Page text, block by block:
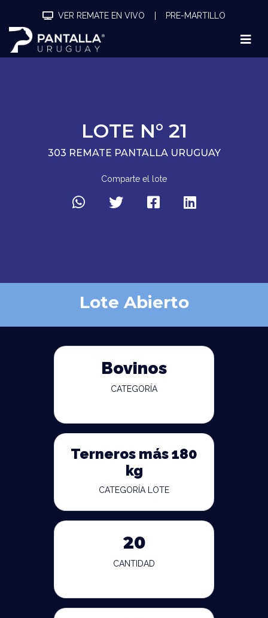
VER REMATE EN VIVO PRE-MARTILLO
LOTE N° 21
303 REMATE PANTALLA URUGUAY
Comparte el lote
Lote Abierto
Bovinos
CATEGORÍA
Terneros más 180
kg
CATEGORÍA LOTE
20
CANTIDAD